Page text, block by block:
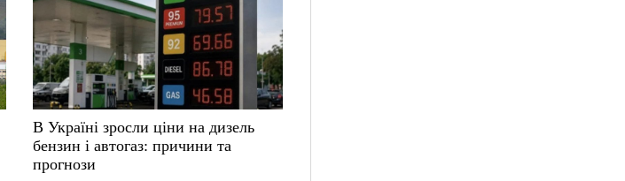
В Україні зросли ціни на дизель
бензин і автогаз: причини та
прогнози